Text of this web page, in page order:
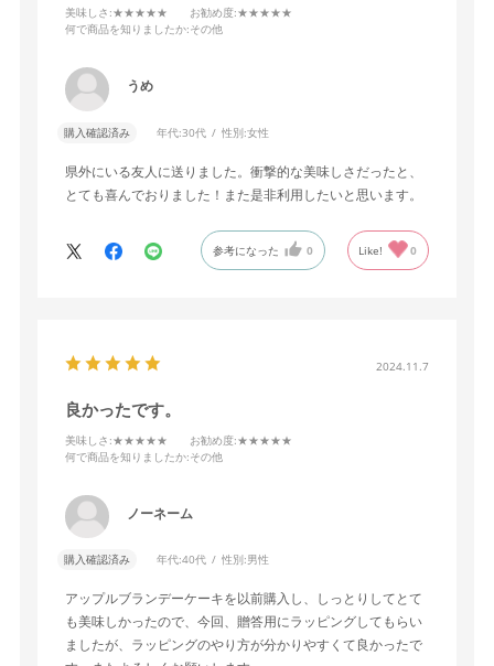
美味しさ :★★★★★ お勧め度:★★★★★
何で商品を知りましたか:その他
うめ
購入確認済み 年代:30代 性別:女性
県外にいる友人に送りました。衝撃的な美味しさだったと、
とても喜んでおりました！また是非利用したいと思います。
参考になった 0 Like! 0
2024.11.7
良かったです。
美味しさ :★★★★★ お勧め度:★★★★★
何で商品を知りましたか:その他
ノーネーム
購入確認済み 年代:40代 性別:男性
アップルブランデーケーキを以前購入し、しっとりしてとて
も美味しかったので、今回、贈答用にラッピングしてもらい
ましたが、ラッピングのやり方が分かりやすくて良かったで